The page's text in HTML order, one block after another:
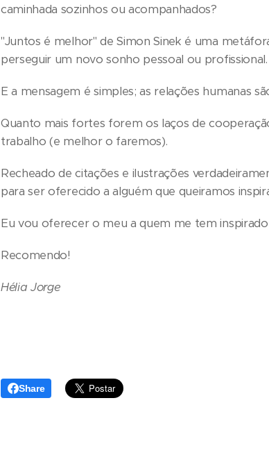
caminhada sozinhos ou acompanhados?
"Juntos é melhor" de Simon Sinek é uma
perseguir um novo sonho pessoal ou profissional.
E a mensagem é simples; as relações humanas
Quanto mais fortes forem os laços de
trabalho (e melhor o faremos).
Recheado de citações e ilustrações
para ser oferecido a alguém que queiramos
Eu vou oferecer o meu a quem me tem
Recomendo!
Hélia Jorge
Share